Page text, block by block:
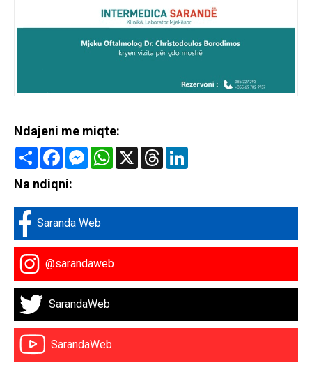
Ndajeni me miqte:
Share FacebookMessenger
WhatsApp
X Threads
Na ndiqni:
Saranda Web
@sarandaweb
SarandaWeb
SarandaWeb